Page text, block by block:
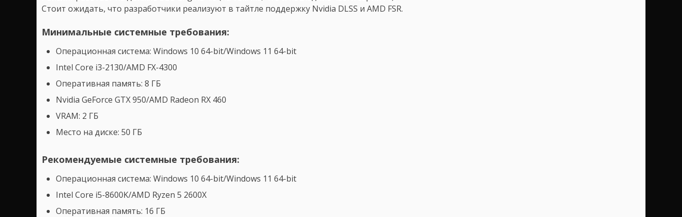
Стоит ожидать, что разработчики реализуют в тайтле поддержку Nvidia DLSS и AMD FSR.
Минимальные системные требования:
Операционная система: Windows 10 64-bit/Windows 11 64-bit
Intel Core i3-2130/AMD FX-4300
Оперативная память: 8 ГБ
Nvidia GeForce GTX 950/AMD Radeon RX 460
VRAM: 2 ГБ
Место на диске: 50 ГБ
Рекомендуемые системные требования:
Операционная система: Windows 10 64-bit/Windows 11 64-bit
Intel Core i5-8600K/AMD Ryzen 5 2600X
Оперативная память: 16 ГБ